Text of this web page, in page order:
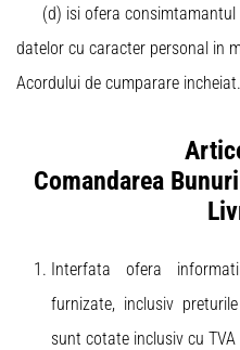
(d) isi ofera consimtamantul
datelor cu caracter personal in
Acordului de cumparare incheiat.
Comandarea
Interfata ofera
furnizate, inclusiv
sunt cotate inclusiv cu